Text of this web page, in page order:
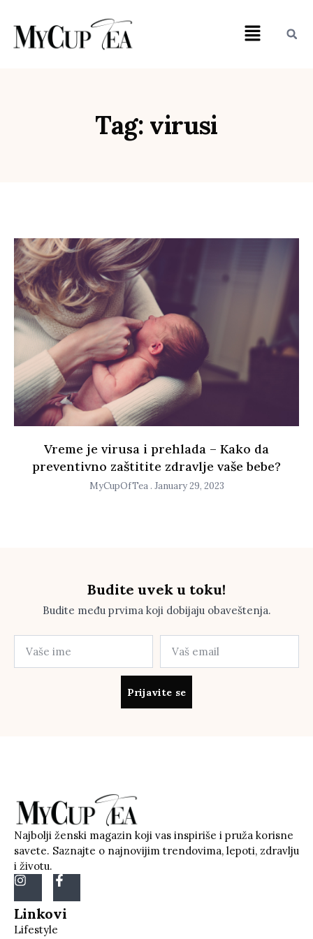
Tag: virusi
Vreme je virusa i prehlada – Kako da
preventivno zaštitite zdravlje vaše bebe?
MyCupOfTea January 29, 2023
Budite uvek u toku!
Budite među prvima koji dobijaju obaveštenja.
Prijavite se
Najbolji ženski magazin koji vas inspiriše i pruža korisne
savete. Saznajte o najnovijim trendovima, lepoti, zdravlju
i životu.
Linkovi
Lifestyle